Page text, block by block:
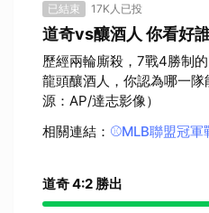
已結束 17K人已投
道奇vs釀酒人 你看好
歷經兩輪廝殺，7戰4勝制
龍頭釀酒人，你認為哪一
源：AP/達志影像）
相關連結 ： ⚾️MLB聯盟冠
道奇 4:2 勝出